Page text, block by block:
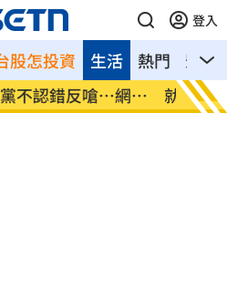
登入
股怎投資 熱門 影音
生活
漲342點 標普500新
美通
關稅